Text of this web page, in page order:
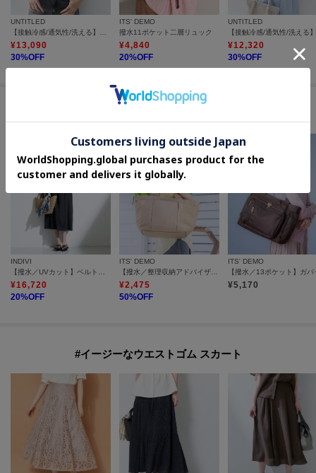
UNTITLED
【接触冷感/通気性/洗える】フロントフリルブラウス
¥13,090
30%OFF
ITS' DEMO
撥水11ポケット二層リュック
¥4,840
20%OFF
UNTITLED
¥12,320
30%OFF
INDIVI
¥16,720
20%OFF
ITS' DEMO
¥2,475
50%OFF
ITS' DEMO
¥5,170
#イージーなウエストゴム スカート